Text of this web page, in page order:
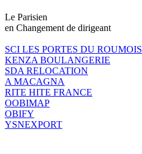
Le Parisien
en Changement de dirigeant
SCI LES PORTES DU ROUMOIS
KENZA BOULANGERIE
SDA RELOCATION
A MACAGNA
RITE HITE FRANCE
OOBIMAP
OBIFY
YSNEXPORT